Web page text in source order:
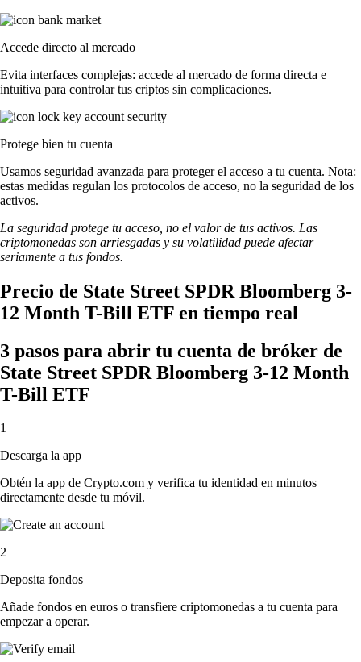
Accede directo al mercado
Evita interfaces complejas: accede al mercado de forma directa e
intuitiva para controlar tus criptos sin complicaciones.
Protege bien tu cuenta
Usamos seguridad avanzada para proteger el acceso a tu cuenta. Nota:
estas medidas regulan los protocolos de acceso, no la seguridad de los
activos.
La seguridad protege tu acceso, no el valor de tus activos. Las
criptomonedas son arriesgadas y su volatilidad puede afectar
seriamente a tus fondos.
Precio de State Street SPDR Bloomberg 3-
12 Month T-Bill ETF en tiempo real
3 pasos para abrir tu cuenta de bróker de
State Street SPDR Bloomberg 3-12 Month
T-Bill ETF
1
Descarga la app
Obtén la app de Crypto.com y verifica tu identidad en minutos
directamente desde tu móvil.
2
Deposita fondos
Añade fondos en euros o transfiere criptomonedas a tu cuenta para
empezar a operar.